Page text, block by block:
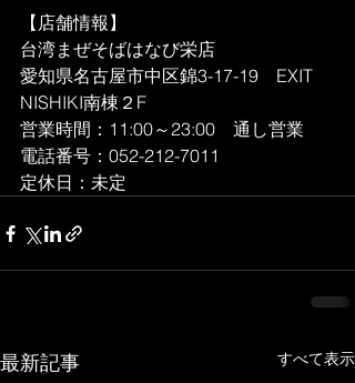
【店舗情報】
台湾まぜそばはなび栄店
愛知県名古屋市中区錦3-17-19　EXIT
NISHIKI南棟２F
営業時間：11:00～23:00　通し営業
電話番号：052-212-7011
定休日：未定
最新記事 すべて表示